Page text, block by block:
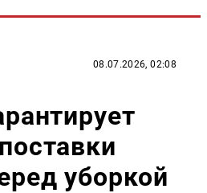
08.07.2026, 02:08
уборкой